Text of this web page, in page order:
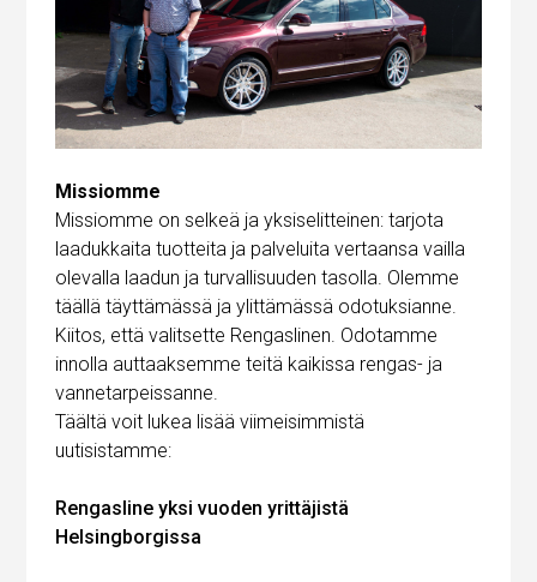
Missiomme
Missiomme on selkeä ja yksiselitteinen: tarjota
laadukkaita tuotteita ja palveluita vertaansa vailla
olevalla laadun ja turvallisuuden tasolla. Olemme
täällä täyttämässä ja ylittämässä odotuksianne.
Kiitos, että valitsette Rengaslinen. Odotamme
innolla auttaaksemme teitä kaikissa rengas- ja
vannetarpeissanne.
Täältä voit lukea lisää viimeisimmistä
uutisistamme:
Rengasline yksi vuoden yrittäjistä
Helsingborgissa